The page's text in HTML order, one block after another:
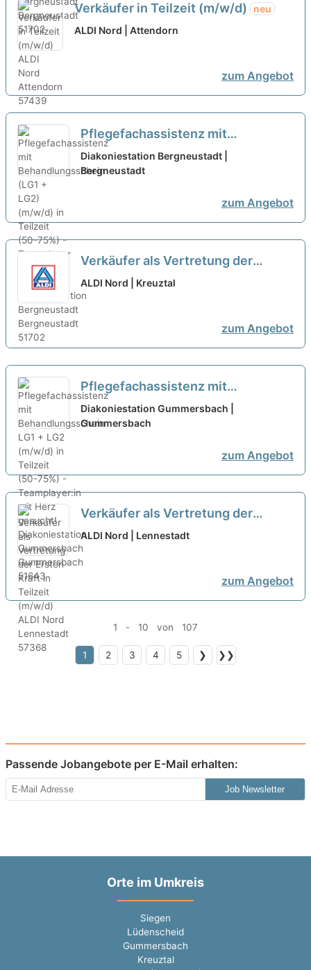
Verkäufer in Teilzeit (m/w/d)
neu
ALDI Nord | Attendorn
zum Angebot
Pflegefachassistenz mit
Behandlungsschein (LG1 + LG2)
(m/w/d) in Teilzeit (50-75%) -
Diakoniestation Bergneustadt |
Bergneustadt
zum Angebot
Verkäufer als Vertretung der
Ersten Kraft in Teilzeit (m/w/d)
ALDI Nord | Kreuztal
zum Angebot
Pflegefachassistenz mit
Behandlungsschein LG1 + LG2
(m/w/d) in Teilzeit (50-75%) -
Diakoniestation Gummersbach |
Gummersbach
zum Angebot
Verkäufer als Vertretung der
Ersten Kraft in Teilzeit (m/w/d)
ALDI Nord | Lennestadt
zum Angebot
1 - 10 von 107
1 2 3 4 5 ❯ ❯❯
Passende Jobangebote per E-Mail erhalten:
Job Newsletter
Orte im Umkreis
Siegen
Lüdenscheid
Gummersbach
Kreuztal